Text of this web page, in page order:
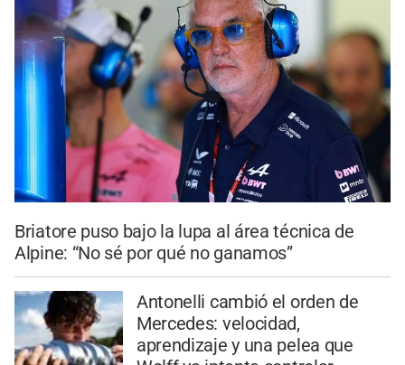
Briatore puso bajo la lupa al área técnica de
Alpine: “No sé por qué no ganamos”
Antonelli cambió el orden de
Mercedes: velocidad,
aprendizaje y una pelea que